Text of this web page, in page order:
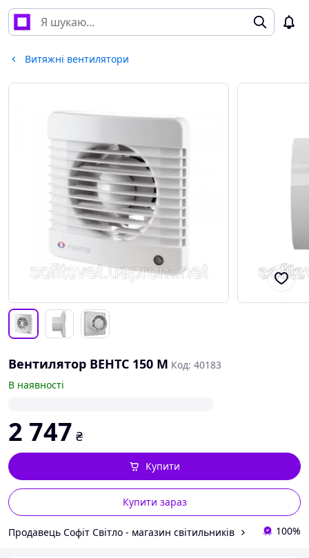
Витяжні вентилятори
Вентилятор ВЕНТС 150 М Код: 40183
В наявності
2 747 ₴
Купити зараз
Купити
Продавець Софіт Світло - магазин світильників 100%